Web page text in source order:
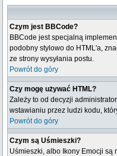
Czym jest BBCode?
BBCode jest specjalną
podobny stylowo do HTML'a,
ze strony wysyłania postu.
Powrót do góry
Czy mogę używać HTML?
Zależy to od decyzji
wstawianiu przez ludzi kodu,
Powrót do góry
Czym są Uśmieszki?
Uśmieszki, albo Ikony Emocji są